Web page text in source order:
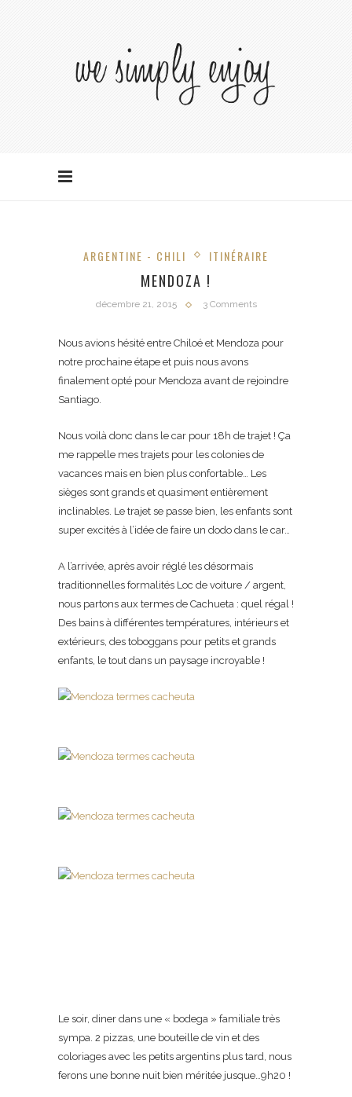
ARGENTINE - CHILI ITINÉRAIRE
MENDOZA !
décembre 21, 2015 3 Comments
Nous avions hésité entre Chiloé et Mendoza pour
notre prochaine étape et puis nous avons
finalement opté pour Mendoza avant de rejoindre
Santiago.
Nous voilà donc dans le car pour 18h de trajet ! Ça
me rappelle mes trajets pour les colonies de
vacances mais en bien plus confortable… Les
sièges sont grands et quasiment entièrement
inclinables. Le trajet se passe bien, les enfants sont
super excités à l’idée de faire un dodo dans le car…
A l’arrivée, après avoir réglé les désormais
traditionnelles formalités Loc de voiture / argent,
nous partons aux termes de Cachueta : quel régal !
Des bains à différentes températures, intérieurs et
extérieurs, des toboggans pour petits et grands
enfants, le tout dans un paysage incroyable !
Le soir, diner dans une « bodega » familiale très
sympa. 2 pizzas, une bouteille de vin et des
coloriages avec les petits argentins plus tard, nous
ferons une bonne nuit bien méritée jusque…9h20 !